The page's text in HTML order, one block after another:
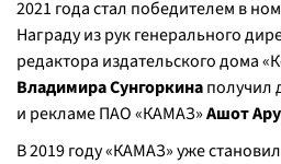
2021 года стал победителем в
Награду из рук генерального
редактора издательского дома
Владимира Сунгоркинаполучил
и рекламе ПАО «КАМАЗ»Ашот
В 2019 году «КАМАЗ» уже